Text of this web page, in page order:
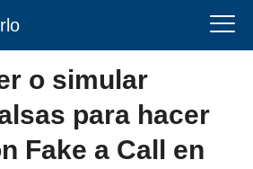
o simular
para hacer
Fake a Call en